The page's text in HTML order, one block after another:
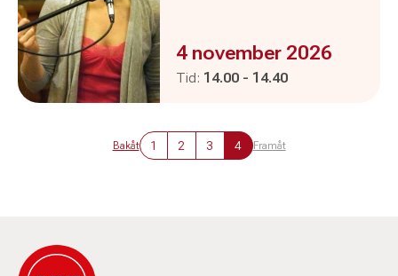
Evenemanget är :
4 november 2026
Tid: Pågår mellan
14.00 - och
14.40
Bakåt 1 2 3 4 Framåt